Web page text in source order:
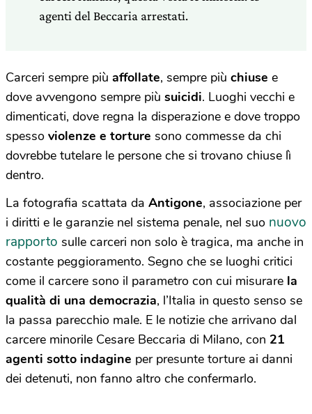
agenti del Beccaria arrestati.
Carceri sempre più affollate, sempre più chiuse e
dove avvengono sempre più suicidi. Luoghi vecchi e
dimenticati, dove regna la disperazione e dove troppo
spesso violenze e torture sono commesse da chi
dovrebbe tutelare le persone che si trovano chiuse lì
dentro.
La fotografia scattata da Antigone, associazione per
i diritti e le garanzie nel sistema penale, nel suo nuovo
rapporto sulle carceri non solo è tragica, ma anche in
costante peggioramento. Segno che se luoghi critici
come il carcere sono il parametro con cui misurare la
qualità di una democrazia, l’Italia in questo senso se
la passa parecchio male. E le notizie che arrivano dal
carcere minorile Cesare Beccaria di Milano, con 21
agenti sotto indagine per presunte torture ai danni
dei detenuti, non fanno altro che confermarlo.